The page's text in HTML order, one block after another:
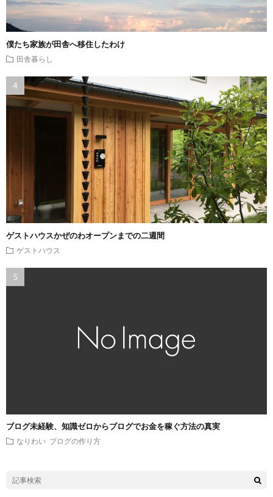
僕たち家族が田舎へ移住したわけ
田舎暮らし
ゲストハウスかぜのわオープンまでの二週間
ゲストハウス
ブログ未経験、知識ゼロからブログでお金を稼ぐ方法の真実
なりわい ブログの作り方